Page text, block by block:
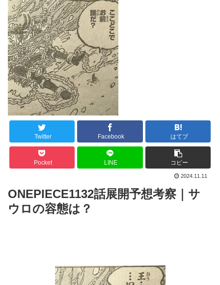
Twitter Facebook はてブ
Pocket LINE コピー
2024.11.11
ONEPIECE1132話展開予想考察｜サ
ウロの容態は？